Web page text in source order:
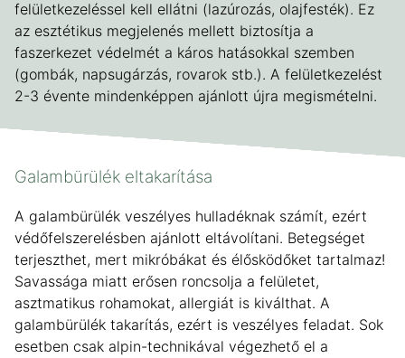
felületkezeléssel kell ellátni (lazúrozás, olajfesték). Ez
az esztétikus megjelenés mellett biztosítja a
faszerkezet védelmét a káros hatásokkal szemben
(gombák, napsugárzás, rovarok stb.). A felületkezelést
2-3 évente mindenképpen ajánlott újra megismételni.
Galambürülék eltakarítása
A galambürülék veszélyes hulladéknak számít, ezért
védőfelszerelésben ajánlott eltávolítani. Betegséget
terjeszthet, mert mikróbákat és élősködőket tartalmaz!
Savassága miatt erősen roncsolja a felületet,
asztmatikus rohamokat, allergiát is kiválthat. A
galambürülék takarítás, ezért is veszélyes feladat. Sok
esetben csak alpin-technikával végezhető el a